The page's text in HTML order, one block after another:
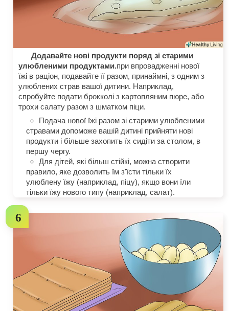
Додавайте нові продукти поряд зі старими
улюбленими продуктами.при впровадженні нової
їжі в раціон, подавайте її разом, принаймні, з одним з
улюблених страв вашої дитини. Наприклад,
спробуйте подати брокколі з картопляним пюре, або
трохи салату разом з шматком піци.
Подача нової їжі разом зі старими улюбленими
стравами допоможе вашій дитині прийняти нові
продукти і більше захопить їх сидіти за столом, в
першу чергу.
Для дітей, які більш стійкі, можна створити
правило, яке дозволить їм з'їсти тільки їх
улюблену їжу (наприклад, піцу), якщо вони їли
тільки їжу нового типу (наприклад, салат).